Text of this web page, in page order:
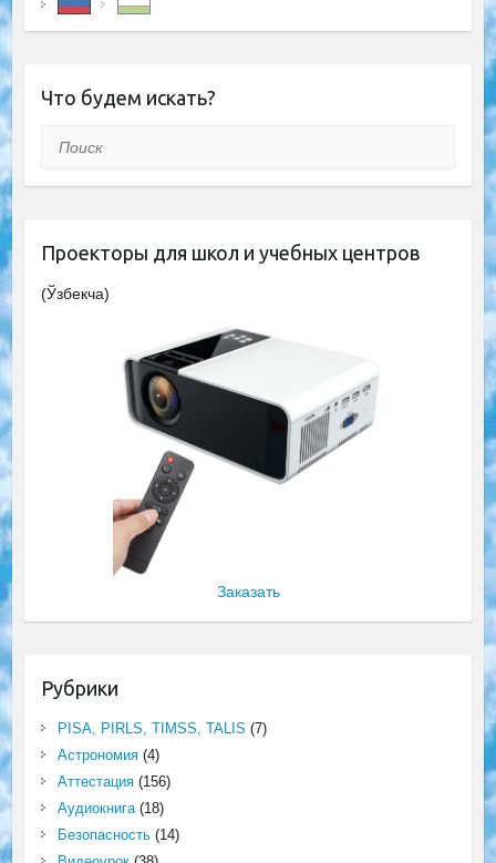
Что будем искать?
Поиск
Проекторы для школ и учебных центров
(Ўзбекча)
Заказать
Рубрики
PISA, PIRLS, TIMSS, TALIS (7)
Астрономия(4)
Аттестация(156)
Аудиокнига(18)
Безопасность(14)